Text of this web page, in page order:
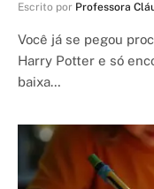
Escrito por Professora
Você já se pegou
Harry Potter e só
baixa…